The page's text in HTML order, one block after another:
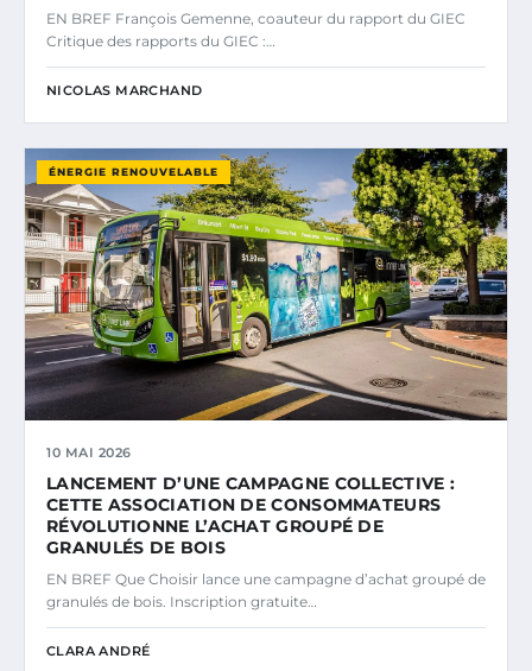
EN BREF François Gemenne, coauteur du rapport du GIEC
Critique des rapports du GIEC :…
NICOLAS MARCHAND
ÉNERGIE RENOUVELABLE
10 MAI 2026
LANCEMENT D’UNE CAMPAGNE COLLECTIVE :
CETTE ASSOCIATION DE CONSOMMATEURS
RÉVOLUTIONNE L’ACHAT GROUPÉ DE
GRANULÉS DE BOIS
EN BREF Que Choisir lance une campagne d’achat groupé de
granulés de bois. Inscription gratuite…
CLARA ANDRÉ